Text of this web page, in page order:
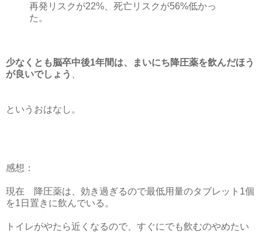
再発リスクが22%、死亡リスクが56%低かっ
た。
少なくとも脳卒中後1年間は、まいにち降圧薬を飲んだほう
が良いでしょう
というおはなし。
感想：
現在 降圧薬は、効き過ぎるので最低用量のタブレット1個
を1日置きに飲んでいる。
トイレがやたら近くなるので、すぐにでも飲むのやめたい